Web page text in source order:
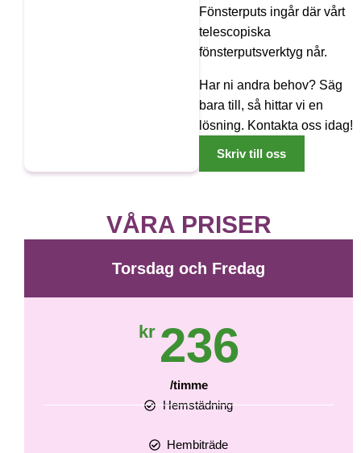
Fönsterputs ingår där vårt
telescopiska
fönsterputsverktyg når.
Har ni andra behov? Säg
bara till, så hittar vi en
lösning. Kontakta oss idag!
Skriv till oss
VÅRA PRISER
Torsdag och Fredag
kr 236
/timme
Hemstädning
Hembiträde